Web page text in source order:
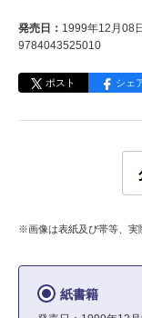
発売日： 1999年12月08日
9784043525010
ポスト シェ
※画像は表紙及び帯等、実
紙書籍